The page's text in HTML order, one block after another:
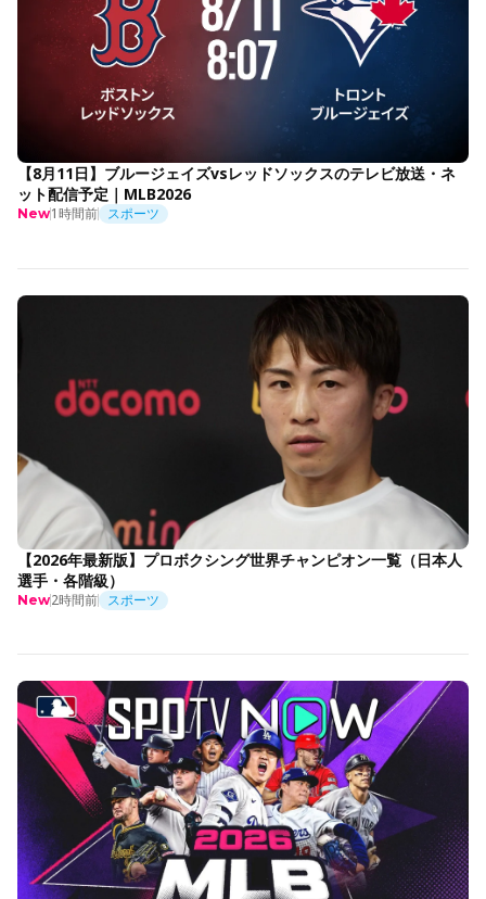
【8月11日】ブルージェイズvsレッドソックスのテレビ放送・ネ
ット配信予定｜MLB2026
New1時間前 スポーツ
【2026年最新版】プロボクシング世界チャンピオン一覧（日本人
選手・各階級）
New2時間前 スポーツ